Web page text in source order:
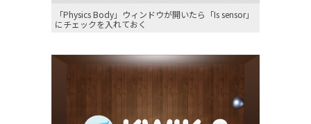
「Physics Body」ウィンドウが開いたら「Is sensor」
にチェックを入れておく